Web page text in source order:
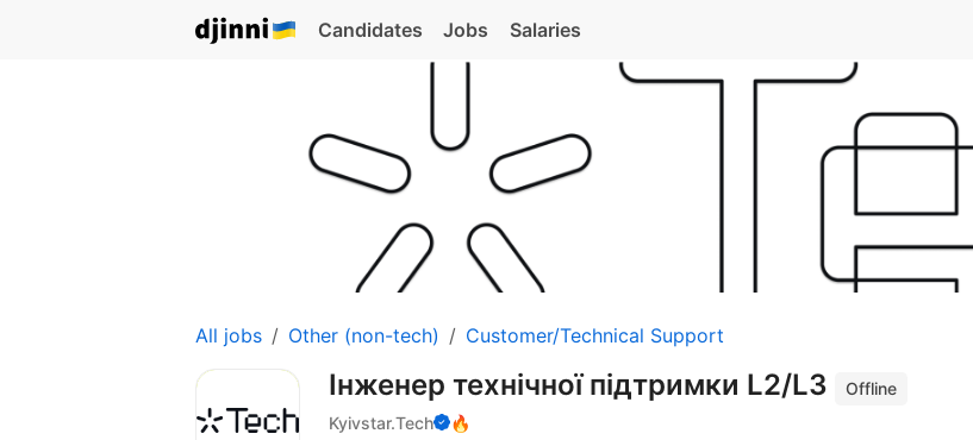
Candidates Jobs Salaries
All jobs Other (non-tech) Customer/Technical Support
Інженер технічної підтримки L2/L3
Offline
Kyivstar.Tech
🔥